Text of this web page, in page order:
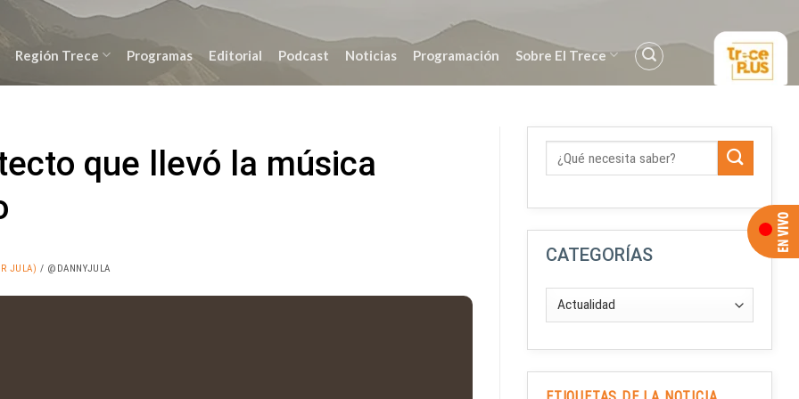
Región Trece Programas Editorial Podcast Noticias Programación Sobre El Trece
que llevó la música
JULA) / @DANNYJULA
CATEGORÍAS